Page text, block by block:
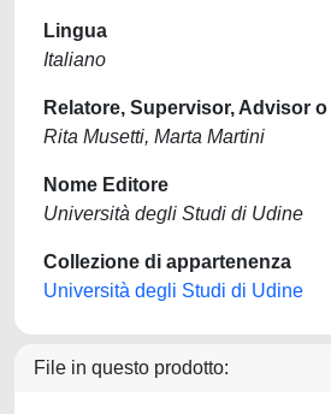
Lingua
Italiano
Relatore, Supervisor, Advisor
Rita Musetti, Marta Martini
Nome Editore
Università degli Studi di Udine
Collezione di appartenenza
Università degli Studi di Udine
File in questo prodotto: